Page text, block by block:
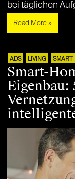
bei täglichen
Read More »
ADS LIVING SMART
Smart-
Eigenbau: